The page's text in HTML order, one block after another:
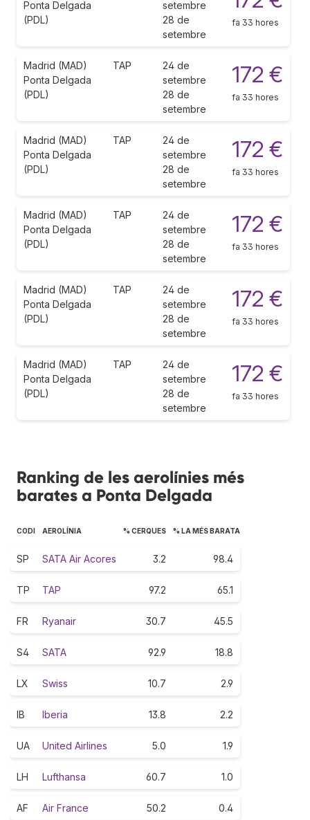
Ponta Delgada
(PDL)
setembre
28 de
setembre
fa 33 hores
Madrid (MAD)
Ponta Delgada
(PDL)
TAP
24 de
setembre
28 de
setembre
172 €
fa 33 hores
Madrid (MAD)
Ponta Delgada
(PDL)
TAP
24 de
setembre
28 de
setembre
172 €
fa 33 hores
Madrid (MAD)
Ponta Delgada
(PDL)
TAP
24 de
setembre
28 de
setembre
172 €
fa 33 hores
Madrid (MAD)
Ponta Delgada
(PDL)
TAP
24 de
setembre
28 de
setembre
172 €
fa 33 hores
Madrid (MAD)
Ponta Delgada
(PDL)
TAP
24 de
setembre
28 de
setembre
172 €
fa 33 hores
Ranking de les aerolínies més
barates a Ponta Delgada
CODI AEROLÍNIA % CERQUES % LA MÉS BARATA
SP SATA Air Acores 3.2 98.4
TP TAP 97.2 65.1
FR Ryanair 30.7 45.5
S4 SATA 92.9 18.8
LX Swiss 10.7 2.9
IB Iberia 13.8 2.2
UA United Airlines 5.0 1.9
LH Lufthansa 60.7 1.0
AF Air France 50.2 0.4